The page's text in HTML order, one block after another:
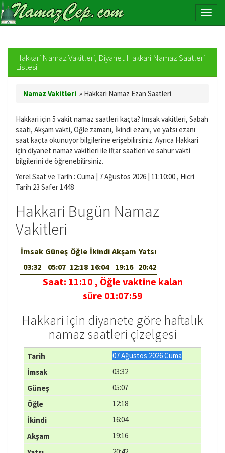
Hakkari Namaz Vakitleri, Diyanet Hakkari Namaz Saatleri
Listesi
Namaz Vakitleri » Hakkari Namaz Ezan Saatleri
Hakkari için 5 vakit namaz saatleri kaçta? İmsak vakitleri, Sabah
saati, Akşam vakti, Öğle zamanı, İkindi ezanı, ve yatsı ezanı
saat kaçta okunuyor bilgilerine erişebilirsiniz. Ayrıca Hakkari
için diyanet namaz vakitleri ile iftar saatleri ve sahur vakti
bilgilerini de öğrenebilirsiniz.
Yerel Saat ve Tarih : Cuma | 7 Ağustos 2026 | 11:10:01 , Hicri
Tarih 23 Safer 1448
Hakkari Bugün Namaz
Vakitleri
İmsak
03:32
Güneş
05:07
Öğle
12:18
İkindi
16:04
Akşam
19:16
Yatsı
20:42
Saat: 11:10 , Öğle vaktine kalan
süre 01:07:59
Hakkari için diyanete göre haftalık
namaz saatleri çizelgesi
07 Ağustos 2026 Cuma
03:32
05:07
12:18
16:04
19:16